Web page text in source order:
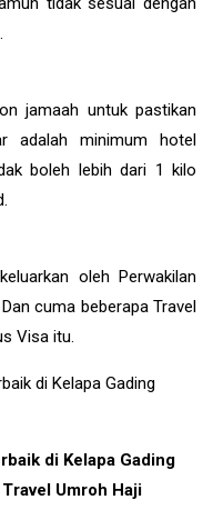
jamaah untuk pastikan
adalah minimum hotel
boleh lebih dari 1 kilo
oleh Perwakilan
cuma beberapa Travel
Visa itu.
di Kelapa Gading
Umroh Haji